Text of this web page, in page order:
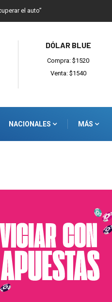
el auto”
DÓLAR BLUE
Compra: $1520
Venta: $1540
NACIONALES MÁS